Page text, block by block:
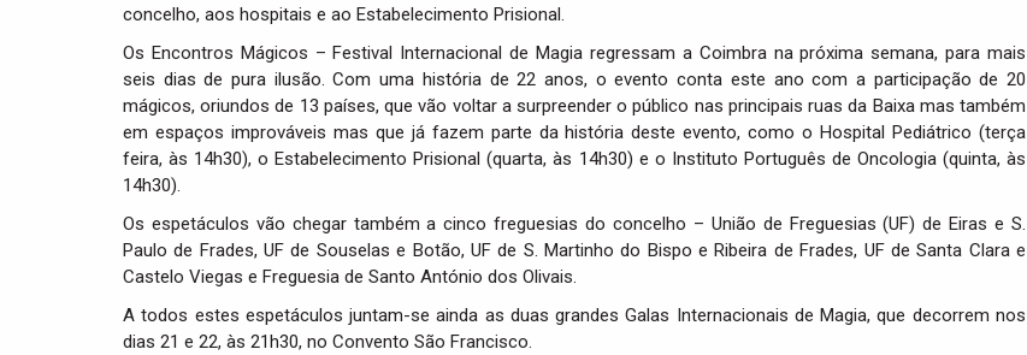
concelho, aos hospitais e ao Estabelecimento Prisional.
Os Encontros Mágicos – Festival Internacional de Magia regressam a Coimbra na próxima semana, para mais
seis dias de pura ilusão. Com uma história de 22 anos, o evento conta este ano com a participação de 20
mágicos, oriundos de 13 países, que vão voltar a surpreender o público nas principais ruas da Baixa mas também
em espaços improváveis mas que já fazem parte da história deste evento, como o Hospital Pediátrico (terça
feira, às 14h30), o Estabelecimento Prisional (quarta, às 14h30) e o Instituto Português de Oncologia (quinta, às
14h30).
Os espetáculos vão chegar também a cinco freguesias do concelho – União de Freguesias (UF) de Eiras e S.
Paulo de Frades, UF de Souselas e Botão, UF de S. Martinho do Bispo e Ribeira de Frades, UF de Santa Clara e
Castelo Viegas e Freguesia de Santo António dos Olivais.
A todos estes espetáculos juntam-se ainda as duas grandes Galas Internacionais de Magia, que decorrem nos
dias 21 e 22, às 21h30, no Convento São Francisco.